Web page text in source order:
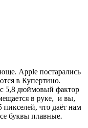
Apple постарались
в Купертино.
5,8 дюймовый фактор
в руке, и вы,
пикселей, что даёт нам
буквы плавные.